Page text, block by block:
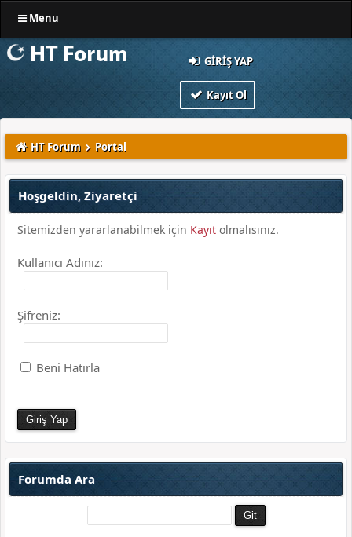
Menu
GIRIŞ YAP
Kayıt Ol
HT Forum Portal
Hoşgeldin, Ziyaretçi
Sitemizden yararlanabilmek için Kayıt olmalısınız.
Kullanıcı Adınız:
Şifreniz:
Beni Hatırla
Forumda Ara